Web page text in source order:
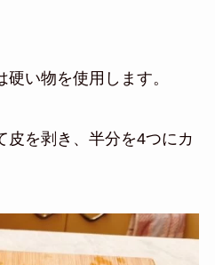
い物を使用します。
皮を剥き、半分を4つにカ